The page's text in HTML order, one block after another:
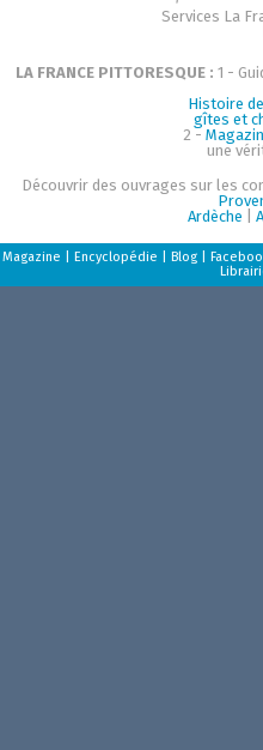
Services La
LA FRANCE PITTORESQUE : 1 -
Histoire
gîtes et
2 -
une
Découvrir des ouvrages sur les
Ardèche
Magazine Encyclopédie Blog|